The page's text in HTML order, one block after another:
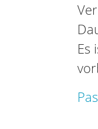
Es